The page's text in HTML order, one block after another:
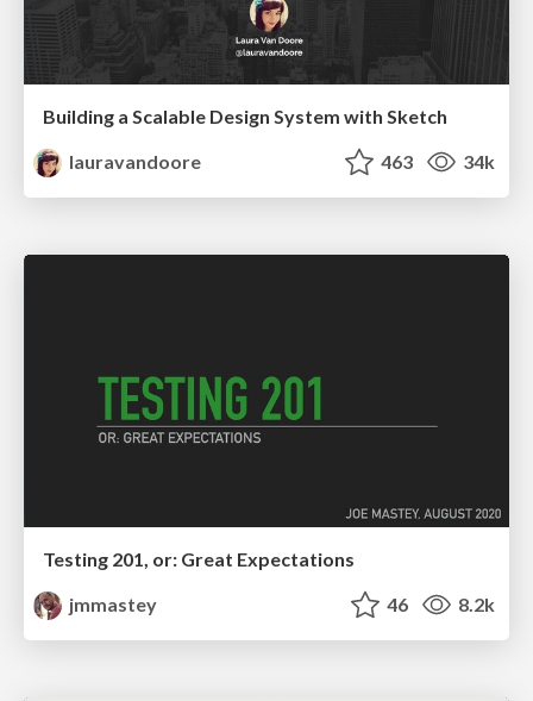
Building a Scalable Design System with Sketch
lauravandoore
463 34k
Testing 201, or: Great Expectations
jmmastey
46 8.2k